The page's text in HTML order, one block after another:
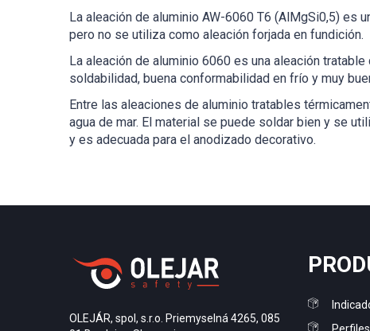
La aleación de aluminio AW-6060 T6 (AlMgSi0,5) es
pero no se utiliza como aleación forjada en fundición.
La aleación de aluminio 6060 es una aleación
soldabilidad, buena conformabilidad en frío y muy
Entre las aleaciones de aluminio tratables
agua de mar. El material se puede soldar bien y se
y es adecuada para el anodizado decorativo.
OLEJÁR, spol, s.r.o. Priemyselná 4265, 085